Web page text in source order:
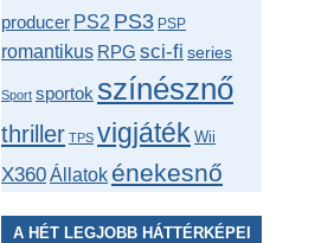
producer PS2 PS3 PSP
romantikus RPG sci-fi series
Sport sportok színésznő
thriller TPS vigjáték Wii
X360Állatok énekesnő
A HÉT LEGJOBB HÁTTÉRKÉPEI